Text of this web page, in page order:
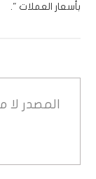
بأسعار العملات ".
المصدر لا